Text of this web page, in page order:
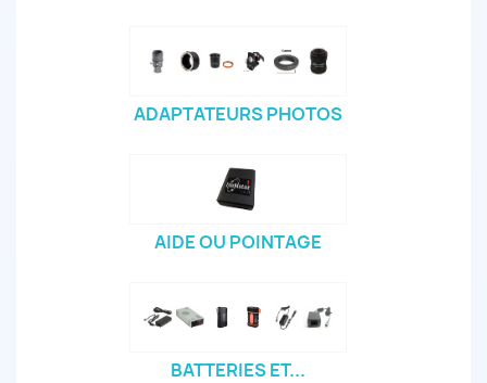
ADAPTATEURS PHOTOS
AIDE OU POINTAGE
BATTERIES ET...